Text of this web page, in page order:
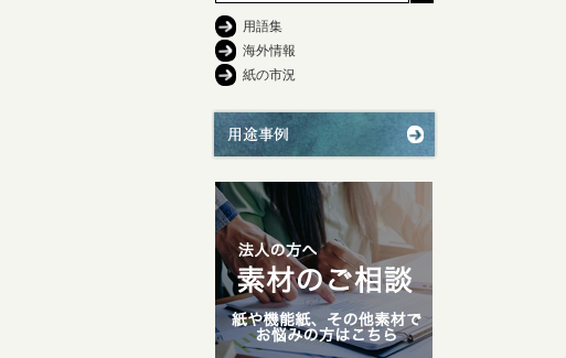
用語集
海外情報
紙の市況